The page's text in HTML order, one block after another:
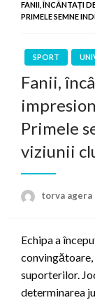
FANII, ÎNCÂNTAȚI
PRIMELE SEMNE
SPORT
Fanii,
Primele
viziunii
torva agera
Echipa a
suporterilor.
determinarea